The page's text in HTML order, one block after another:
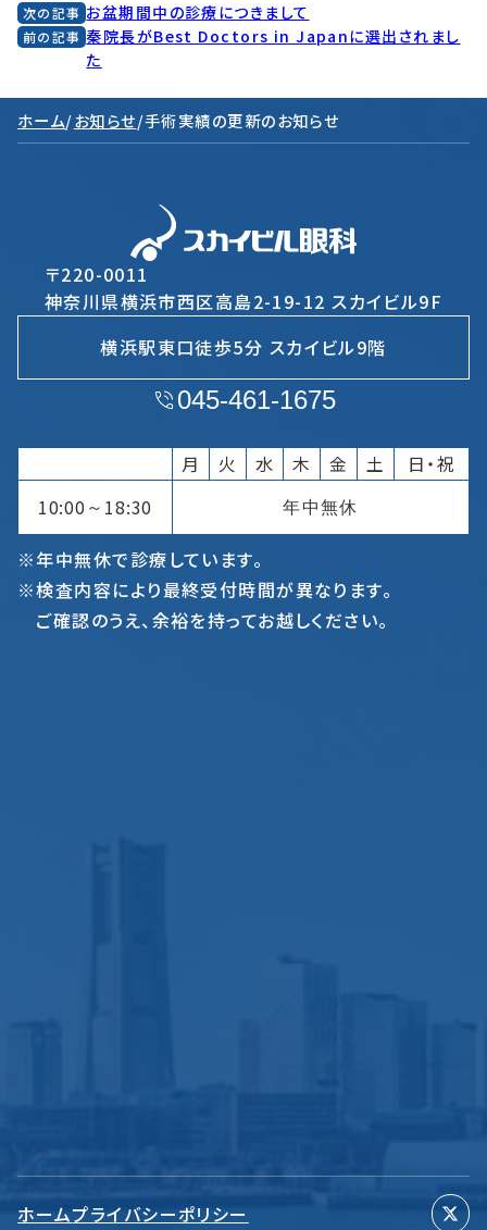
次の記事 お盆期間中の診療につきまして
前の記事 秦院長がBest Doctors in Japanに選出されまし
た
ホーム/お知らせ/手術実績の更新のお知らせ
〒220-0011
神奈川県横浜市西区高島2-19-12 スカイビル9F
横浜駅東口徒歩5分 スカイビル9階
045-461-1675
月 火 水 木 金 土
日・祝
10:00 ～ 18:30 年中無休
※年中無休で診療しています。
※検査内容により最終受付時間が異なります。
ご確認のうえ、余裕を持ってお越しください。
ホームプライバシーポリシー